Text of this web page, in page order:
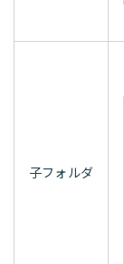
子フォルダ